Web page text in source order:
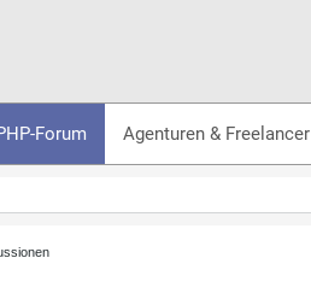
Forum Agenturen & Freelancer